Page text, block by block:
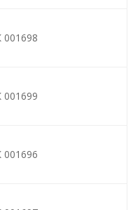
001698
001699
001696